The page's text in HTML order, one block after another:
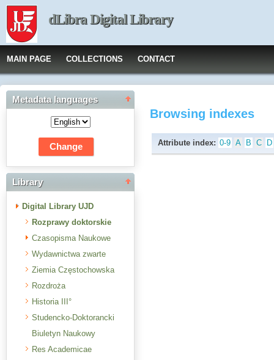
dLibra Digital Library
MAIN PAGE COLLECTIONS CONTACT
Metadata languages
Library
Digital Library UJD
Rozprawy doktorskie
Czasopisma Naukowe
Wydawnictwa zwarte
Ziemia Częstochowska
Rozdroża
Historia III°
Studencko-Doktorancki
Biuletyn Naukowy
Res Academicae
Browsing indexes
Attribute index: 0-9 A B C D